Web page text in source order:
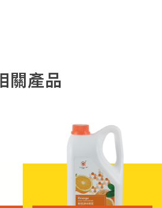
關產品